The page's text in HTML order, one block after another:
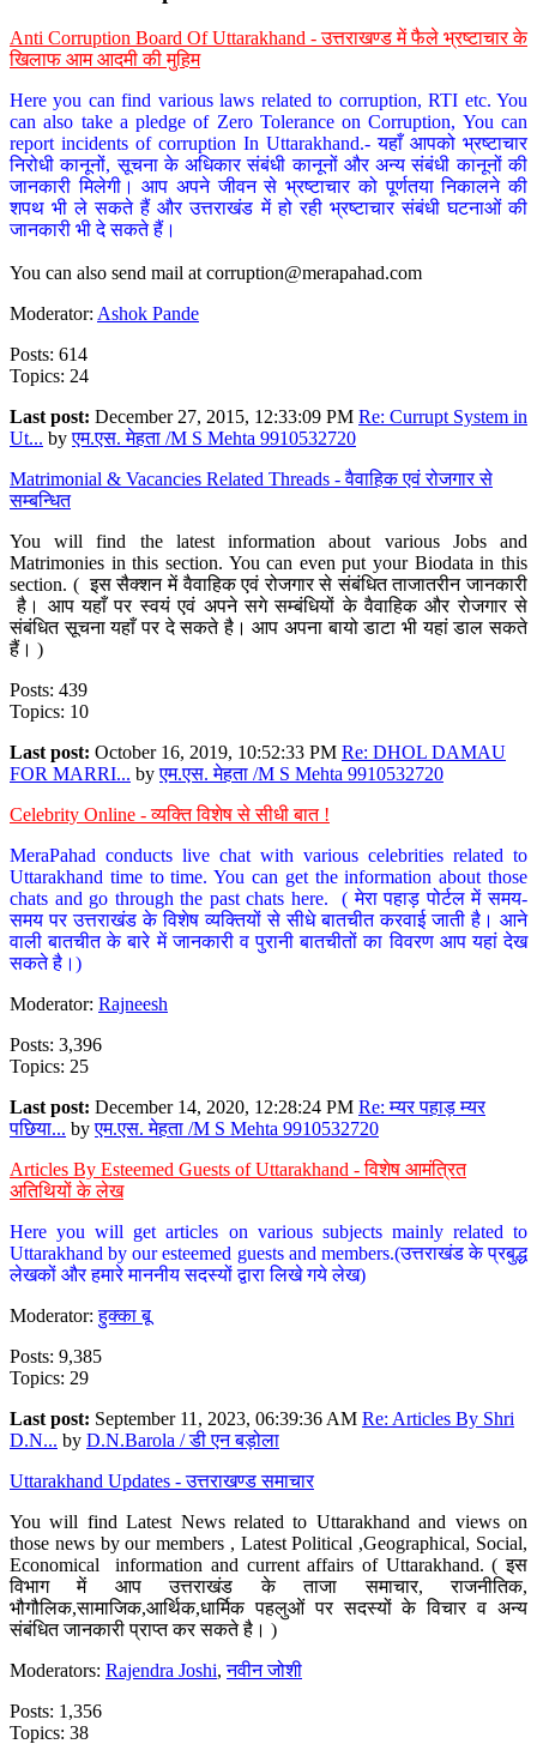
Anti Corruption Board Of Uttarakhand - उत्तराखण्ड में फैले भ्रष्टाचार के
खिलाफ आम आदमी की मुहिम
Here you can find various laws related to corruption, RTI etc. You
can also take a pledge of Zero Tolerance on Corruption, You can
report incidents of corruption In Uttarakhand.- यहाँ आपको भ्रष्टाचार
निरोधी कानूनों, सूचना के अधिकार संबंधी कानूनों और अन्य संबंधी कानूनों की
जानकारी मिलेगी। आप अपने जीवन से भ्रष्टाचार को पूर्णतया निकालने की
शपथ भी ले सकते हैं और उत्तराखंड में हो रही भ्रष्टाचार संबंधी घटनाओं की
जानकारी भी दे सकते हैं।
You can also send mail at corruption@merapahad.com
Moderator: Ashok Pande
Posts: 614
Topics: 24
Last post: December 27, 2015, 12:33:09 PM Re: Currupt System in
Ut... byएम.एस. मेहता /M S Mehta 9910532720
Matrimonial & Vacancies Related Threads - वैवाहिक एवं रोजगार से
सम्बन्धित
You will find the latest information about various Jobs and
Matrimonies in this section. You can even put your Biodata in this
section. ( इस सैक्शन में वैवाहिक एवं रोजगार से संबंधित ताजातरीन जानकारी
है। आप यहाँ पर स्वयं एवं अपने सगे सम्बंधियों के वैवाहिक और रोजगार से
संबंधित सूचना यहाँ पर दे सकते है। आप अपना बायो डाटा भी यहां डाल सकते
हैं। )
Posts: 439
Topics: 10
Last post: October 16, 2019, 10:52:33 PM Re: DHOL DAMAU
FOR MARRI... byएम.एस. मेहता /M S Mehta 9910532720
Celebrity Online - व्यक्ति विशेष से सीधी बात !
MeraPahad conducts live chat with various celebrities related to
Uttarakhand time to time. You can get the information about those
chats and go through the past chats here. ( मेरा पहाड़ पोर्टल में समय-
समय पर उत्तराखंड के विशेष व्यक्तियों से सीधे बातचीत करवाई जाती है। आने
वाली बातचीत के बारे में जानकारी व पुरानी बातचीतों का विवरण आप यहां देख
सकते है।)
Moderator: Rajneesh
Posts: 3,396
Topics: 25
Last post: December 14, 2020, 12:28:24 PM Re: म्यर पहाड़ म्यर
पछिया... byएम.एस. मेहता /M S Mehta 9910532720
Articles By Esteemed Guests of Uttarakhand - विशेष आमंत्रित
अतिथियों के लेख
Here you will get articles on various subjects mainly related to
Uttarakhand by our esteemed guests and members.(उत्तराखंड के प्रबुद्ध
लेखकों और हमारे माननीय सदस्यों द्वारा लिखे गये लेख)
Moderator:हुक्का बू
Posts: 9,385
Topics: 29
Last post: September 11, 2023, 06:39:36 AM Re: Articles By Shri
D.N... by D.N.Barola / डी एन बड़ोला
Uttarakhand Updates - उत्तराखण्ड समाचार
You will find Latest News related to Uttarakhand and views on
those news by our members , Latest Political ,Geographical, Social,
Economical information and current affairs of Uttarakhand. ( इस
विभाग में आप उत्तराखंड के ताजा समाचार, राजनीतिक,
भौगौलिक,सामाजिक,आर्थिक,धार्मिक पहलुओं पर सदस्यों के विचार व अन्य
संबंधित जानकारी प्राप्त कर सकते है। )
Moderators: Rajendra Joshi,नवीन जोशी
Posts: 1,356
Topics: 38